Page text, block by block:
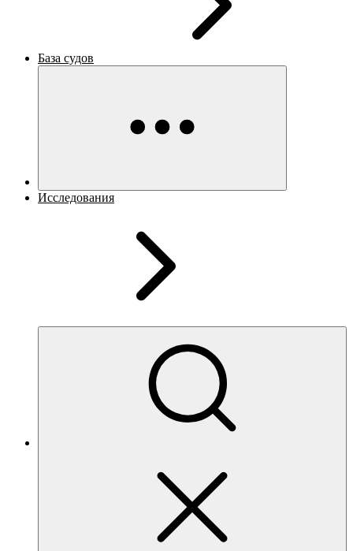
База судов
Исследования